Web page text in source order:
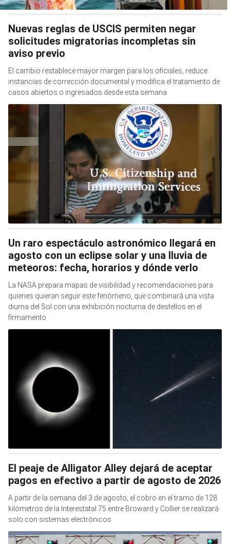
Nuevas reglas de USCIS permiten negar
solicitudes migratorias incompletas sin
aviso previo
El cambio restablece mayor margen para los oficiales, reduce
instancias de corrección documental y modifica el tratamiento de
casos abiertos o ingresados desde esta semana
Un raro espectáculo astronómico llegará en
agosto con un eclipse solar y una lluvia de
meteoros: fecha, horarios y dónde verlo
La NASA prepara mapas de visibilidad y recomendaciones para
quienes quieran seguir este fenómeno, que combinará una vista
diurna del Sol con una exhibición nocturna de destellos en el
firmamento
El peaje de Alligator Alley dejará de aceptar
pagos en efectivo a partir de agosto de 2026
A partir de la semana del 3 de agosto, el cobro en el tramo de 128
kilómetros de la Interestatal 75 entre Broward y Collier se realizará
solo con sistemas electrónicos